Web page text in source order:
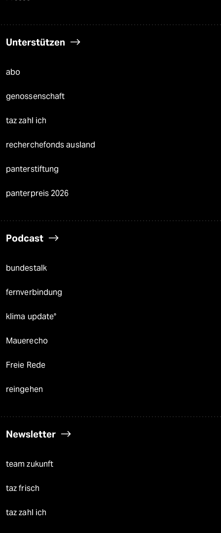
Unterstützen
abo
genossenschaft
taz zahl ich
recherchefonds ausland
panterstiftung
panterpreis 2026
Podcast
bundestalk
fernverbindung
klima update°
Mauerecho
Freie Rede
reingehen
Newsletter
team zukunft
taz frisch
taz zahl ich